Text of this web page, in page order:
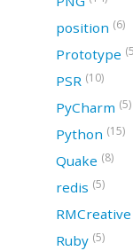
position (6)
Prototype
PSR (10)
PyCharm (5)
Python (15)
Quake (8)
redis (5)
RMCreative
Ruby (5)